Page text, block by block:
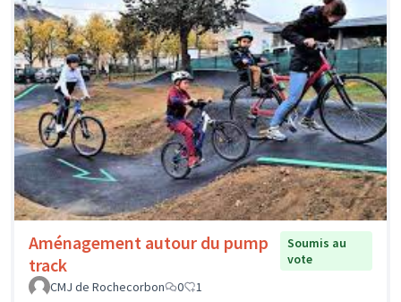
Aménagement autour du pump
track
Soumis au
vote
CMJ de Rochecorbon
0 1